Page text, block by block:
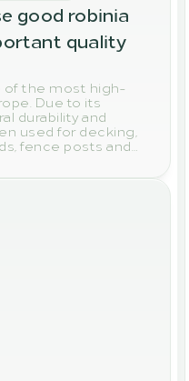
good robinia
quality
of the most high-
Due to its
durability and
used for decking,
fence posts and
how do you